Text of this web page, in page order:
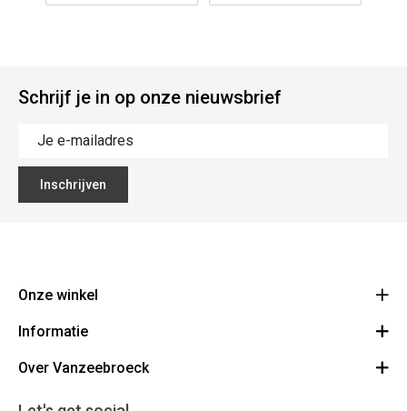
Schrijf je in op onze nieuwsbrief
Inschrijven
Onze winkel
Vanzeebroeck Motors
1600 Sint-Pieters-Leeuw
Informatie
Bestelling annuleren
Over Vanzeebroeck
Cadeaubon